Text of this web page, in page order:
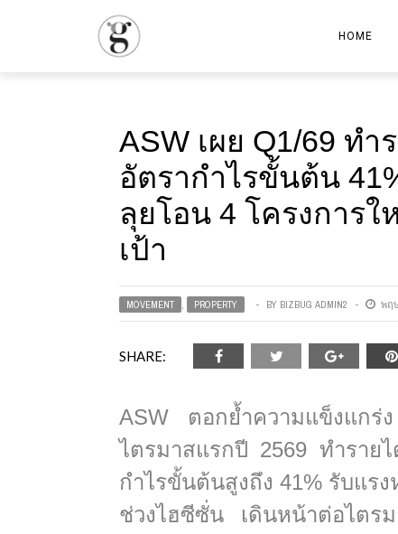
HOME
ASW เผย Q1/69 ท
อัตรากำไรขั้นต้น
ลุยโอน 4 โครงการ
เป้า
MOVEMENT , PROPERTY BY BIZBUG ADMIN2 พฤ
SHARE:
ASW ตอกย้ำความแข็งแก
ไตรมาสแรกปี 2569 ทำรา
กำไรขั้นต้นสูงถึง 41% รับแร
ช่วงไฮซีซั่น เดินหน้าต่อไตร